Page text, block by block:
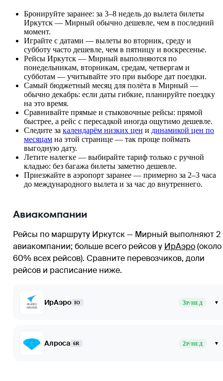
Бронируйте заранее: за 3–8 недель до вылета билеты
Иркутск — Мирный обычно дешевле, чем в последний
момент.
Играйте с датами — вылеты во вторник, среду и
субботу часто дешевле, чем в пятницу и воскресенье.
Рейсы Иркутск — Мирный выполняются по
понедельникам, вторникам, средам, четвергам и
субботам — учитывайте это при выборе дат поездки.
Самый бюджетный месяц для полёта в Мирный —
обычно декабрь: если даты гибкие, планируйте поездку
на это время.
Сравнивайте прямые и стыковочные рейсы: прямой
быстрее, а рейс с пересадкой иногда ощутимо дешевле.
Следите за календарём низких цен и динамикой цен по
месяцам на этой странице — так проще поймать
выгодную дату.
Летите налегке — выбирайте тариф только с ручной
кладью: без багажа билеты заметно дешевле.
Приезжайте в аэропорт заранее — примерно за 2–3 часа
до международного вылета и за час до внутреннего.
Авиакомпании
Рейсы по маршруту Иркутск — Мирный выполняют 2
авиакомпании; больше всего рейсов у ИрАэро(около
60% всех рейсов). Сравните перевозчиков, доли
рейсов и расписание ниже.
ИрАэро IO 3Р/НЕД ▾
Алроса 6R 2Р/НЕД ▾